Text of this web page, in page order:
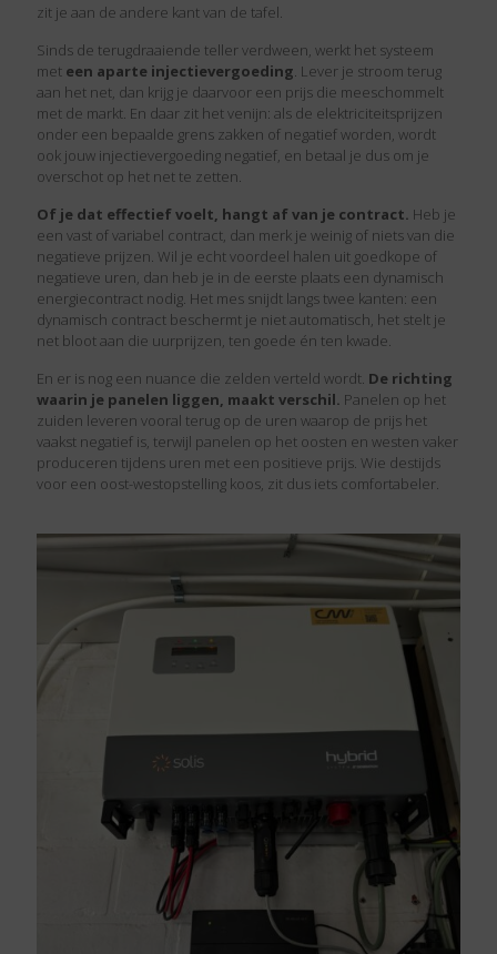
zit je aan de andere kant van de tafel.
Sinds de terugdraaiende teller verdween, werkt het systeem
met een aparte injectievergoeding. Lever je stroom terug
aan het net, dan krijg je daarvoor een prijs die meeschommelt
met de markt. En daar zit het venijn: als de elektriciteitsprijzen
onder een bepaalde grens zakken of negatief worden, wordt
ook jouw injectievergoeding negatief, en betaal je dus om je
overschot op het net te zetten.
Of je dat effectief voelt, hangt af van je contract. Heb je
een vast of variabel contract, dan merk je weinig of niets van die
negatieve prijzen. Wil je echt voordeel halen uit goedkope of
negatieve uren, dan heb je in de eerste plaats een dynamisch
energiecontract nodig. Het mes snijdt langs twee kanten: een
dynamisch contract beschermt je niet automatisch, het stelt je
net bloot aan die uurprijzen, ten goede én ten kwade.
En er is nog een nuance die zelden verteld wordt. De richting
waarin je panelen liggen, maakt verschil. Panelen op het
zuiden leveren vooral terug op de uren waarop de prijs het
vaakst negatief is, terwijl panelen op het oosten en westen vaker
produceren tijdens uren met een positieve prijs. Wie destijds
voor een oost-westopstelling koos, zit dus iets comfortabeler.